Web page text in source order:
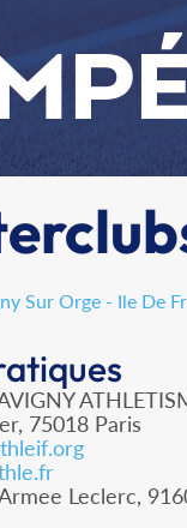
Sur Orge - Ile De
75018 Paris
Leclerc,